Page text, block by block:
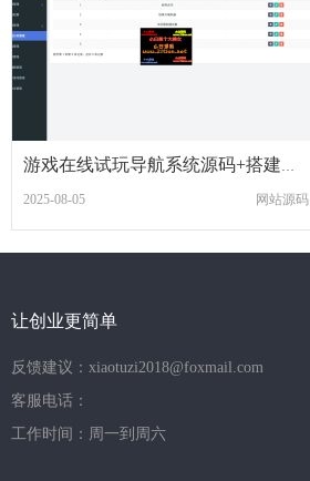
2025-08-05 网站源码
让创业更简单
反馈建议：xiaotuzi2018@foxmail.com
客服电话：
工作时间：周一到周六